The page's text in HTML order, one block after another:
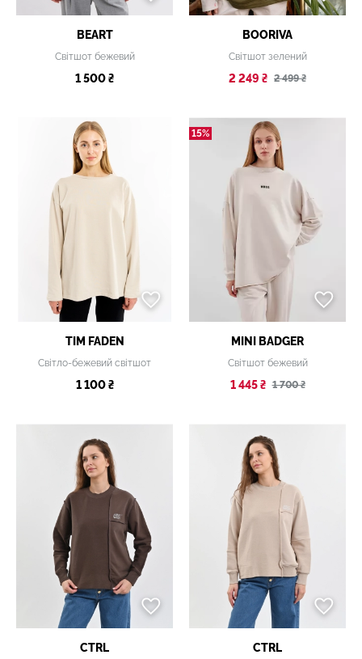
BEART
Світшот бежевий
1 500 ₴
BOORIVA
Світшот зелений
2 249 ₴ 2 499 ₴
TIM FADEN
Світло-бежевий світшот
1 100 ₴
15%
MINI BADGER
Світшот бежевий
1 445 ₴ 1 700 ₴
CTRL CTRL